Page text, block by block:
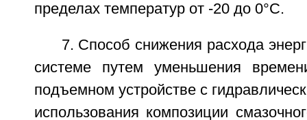
пределах температур от -20 до 0°С.
7. Способ снижения расхода
системе путем уменьшения
подъемном устройстве с
использования композиции